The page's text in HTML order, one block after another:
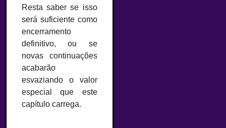
Resta saber se isso
será suficiente como
encerramento
definitivo, ou se
novas continuações
acabarão
esvaziando o valor
especial que este
capítulo carrega.